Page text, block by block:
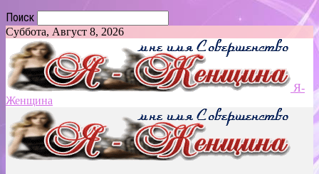
Поиск
Суббота, Август 8, 2026
Я-
Женщина